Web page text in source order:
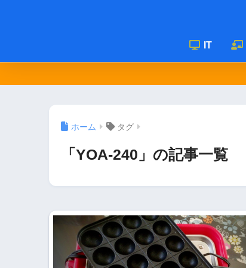
IT
ホーム タグ
「YOA-240」の記事一覧